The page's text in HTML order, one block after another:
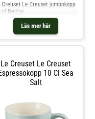
Läs mer här
Creuset Le Creuset jumbokopp
cl Nectar
Le Creuset Le Creuset
10 Cl Sea
Salt